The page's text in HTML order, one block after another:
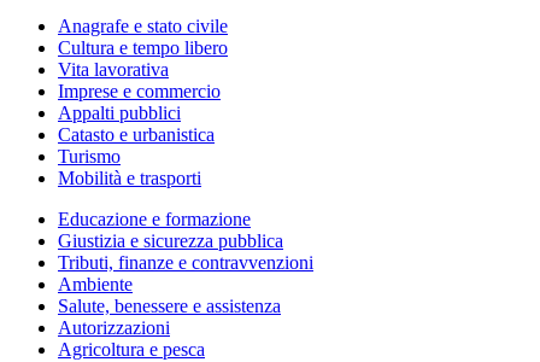
Anagrafe e stato civile
Cultura e tempo libero
Vita lavorativa
Imprese e commercio
Appalti pubblici
Catasto e urbanistica
Turismo
Mobilità e trasporti
Educazione e formazione
Giustizia e sicurezza pubblica
Tributi, finanze e contravvenzioni
Ambiente
Salute, benessere e assistenza
Autorizzazioni
Agricoltura e pesca